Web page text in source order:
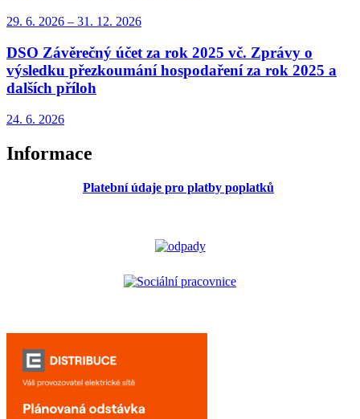
29. 6. 2026 – 31. 12. 2026
DSO Závěrečný účet za rok 2025 vč. Zprávy o
výsledku přezkoumání hospodaření za rok 2025 a
dalších příloh
24. 6. 2026
Informace
Platební údaje pro platby poplatků